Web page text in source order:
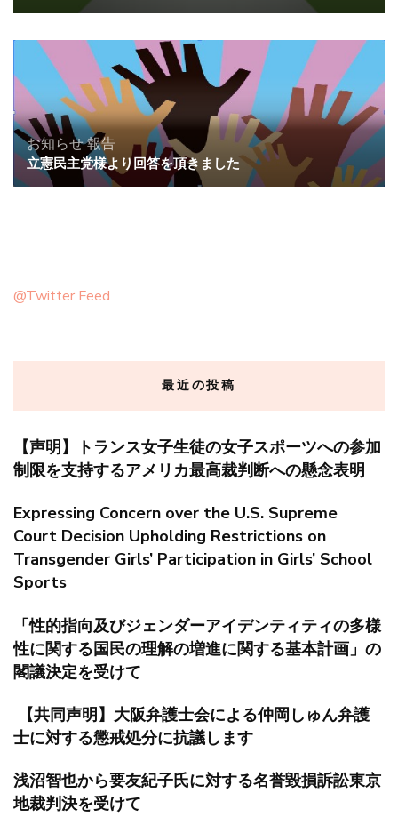
お知らせ報告
立憲民主党様より回答を頂きました
@Twitter Feed
最近の投稿
【声明】トランス女子生徒の女子スポーツへの参加
制限を支持するアメリカ最高裁判断への懸念表明
Expressing Concern over the U.S. Supreme
Court Decision Upholding Restrictions on
Transgender Girls’ Participation in Girls’ School
Sports
「性的指向及びジェンダーアイデンティティの多様
性に関する国民の理解の増進に関する基本計画」の
閣議決定を受けて
【共同声明】大阪弁護士会による仲岡しゅん弁護
士に対する懲戒処分に抗議します
浅沼智也から要友紀子氏に対する名誉毀損訴訟東京
地裁判決を受けて